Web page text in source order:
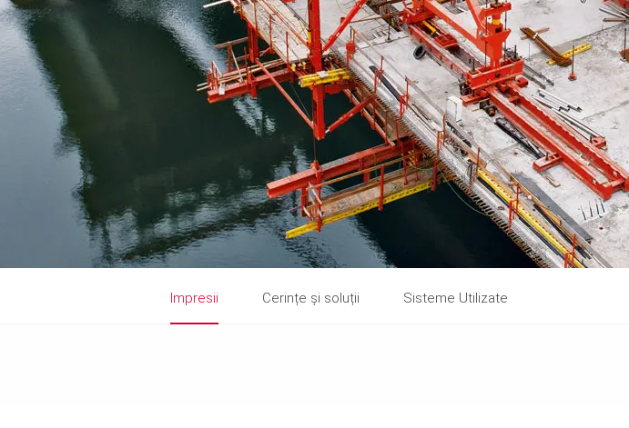
Impresii Cerințe și soluții Sisteme Utilizate